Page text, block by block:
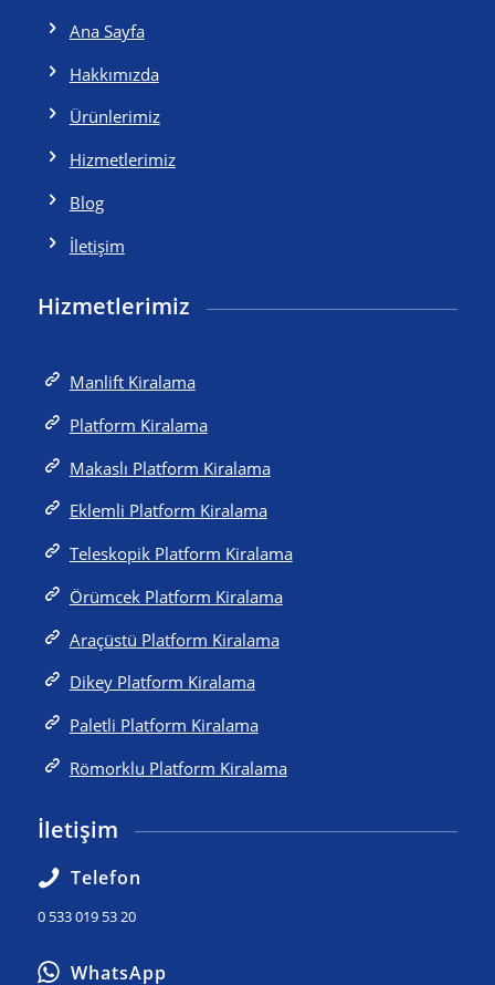
Ana Sayfa
Hakkımızda
Ürünlerimiz
Hizmetlerimiz
Blog
İletişim
Hizmetlerimiz
Manlift Kiralama
Platform Kiralama
Makaslı Platform Kiralama
Eklemli Platform Kiralama
Teleskopik Platform Kiralama
Örümcek Platform Kiralama
Araçüstü Platform Kiralama
Dikey Platform Kiralama
Paletli Platform Kiralama
Römorklu Platform Kiralama
İletişim
Telefon
0 533 019 53 20
WhatsApp